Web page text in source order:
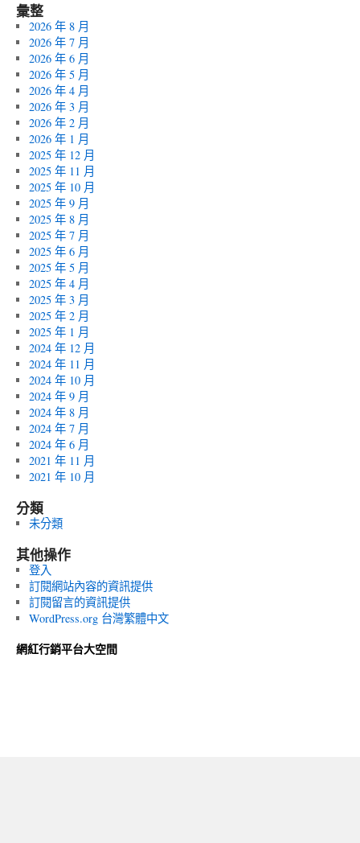
彙整
2026 年 8 月
2026 年 7 月
2026 年 6 月
2026 年 5 月
2026 年 4 月
2026 年 3 月
2026 年 2 月
2026 年 1 月
2025 年 12 月
2025 年 11 月
2025 年 10 月
2025 年 9 月
2025 年 8 月
2025 年 7 月
2025 年 6 月
2025 年 5 月
2025 年 4 月
2025 年 3 月
2025 年 2 月
2025 年 1 月
2024 年 12 月
2024 年 11 月
2024 年 10 月
2024 年 9 月
2024 年 8 月
2024 年 7 月
2024 年 6 月
2021 年 11 月
2021 年 10 月
分類
未分類
其他操作
登入
訂閱網站內容的資訊提供
訂閱留言的資訊提供
WordPress.org 台灣繁體中文
網紅行銷平台大空間